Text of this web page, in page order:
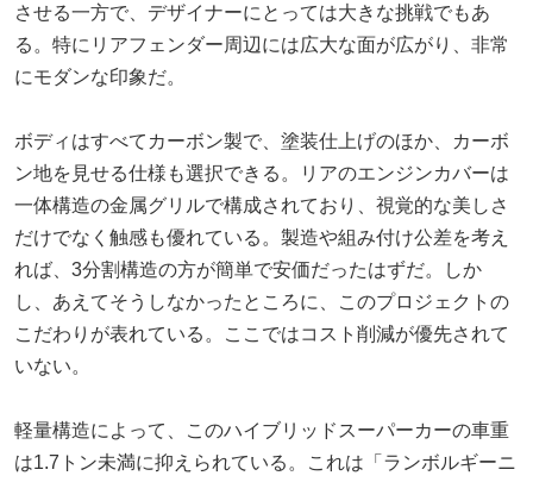
させる一方で、デザイナーにとっては大きな挑戦でもあ
る。特にリアフェンダー周辺には広大な面が広がり、非常
にモダンな印象だ。
ボディはすべてカーボン製で、塗装仕上げのほか、カーボ
ン地を見せる仕様も選択できる。リアのエンジンカバーは
一体構造の金属グリルで構成されており、視覚的な美しさ
だけでなく触感も優れている。製造や組み付け公差を考え
れば、3分割構造の方が簡単で安価だったはずだ。しか
し、あえてそうしなかったところに、このプロジェクトの
こだわりが表れている。ここではコスト削減が優先されて
いない。
軽量構造によって、このハイブリッドスーパーカーの車重
は1.7トン未満に抑えられている。これは「ランボルギーニ